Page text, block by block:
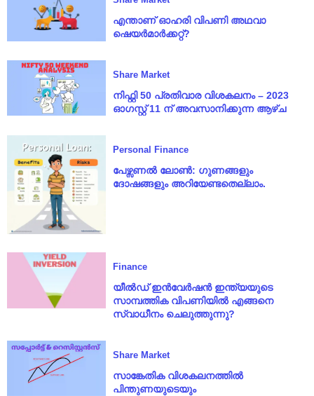
എന്താണ് ഓഹരി വിപണി അഥവാ
ഷെയർമാർക്കറ്റ്?
Share Market
നിഫ്റ്റി 50 പ്രതിവാര വിശകലനം – 2023
ഓഗസ്റ്റ് 11 ന് അവസാനിക്കുന്ന ആഴ്‌ച
Personal Finance
പേഴ്സണൽ ലോൺ: ഗുണങ്ങളും
ദോഷങ്ങളും അറിയേണ്ടതെല്ലാം.
Finance
യീൽഡ് ഇൻവേർഷൻ ഇന്ത്യയുടെ
സാമ്പത്തിക വിപണിയിൽ എങ്ങനെ
സ്വാധീനം ചെലുത്തുന്നു?
Share Market
സാങ്കേതിക വിശകലനത്തിൽ
പിന്തുണയുടെയും